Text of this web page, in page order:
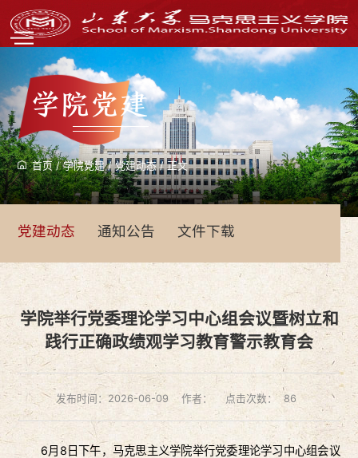
学院党建
首页/学院党建/党建动态 /正文
党建动态 通知公告 文件下载
学院举行党委理论学习中心组会议暨树立和
践行正确政绩观学习教育警示教育会
发布时间：2026-06-09 作者： 点击次数： 86
6月8日下午，马克思主义学院举行党委理论学习中心组会议